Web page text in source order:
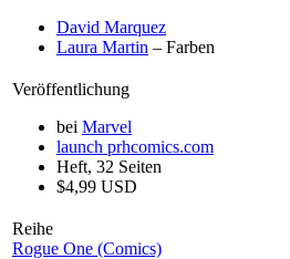
David Marquez
Laura Martin – Farben
Veröffentlichung
bei Marvel
launch prhcomics.com
Heft, 32 Seiten
$4,99 USD
Reihe
Rogue One (Comics)